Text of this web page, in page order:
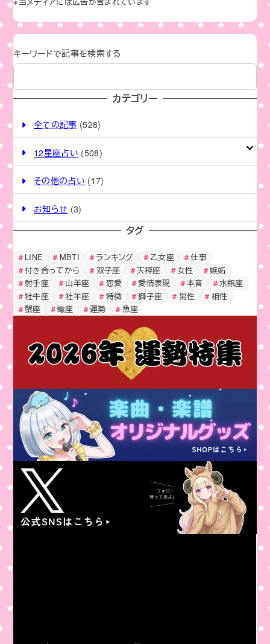
c
e
b
o
k
e p
y
Li
k
キーワードで記事を検索する
カテゴリー
全ての記事 (528)
12星座占い (508)
その他の占い (17)
お知らせ (3)
タグ
LINE MBTI ランキング 乙女座
仕事
付き合ってから
双子座 天秤座 女性
嫉妬
射手座
山羊座 恋愛 愛情表現 本音
水瓶座
牡牛座
牡羊座 特徴 獅子座 男性
相性
蟹座
蠍座 運勢 魚座